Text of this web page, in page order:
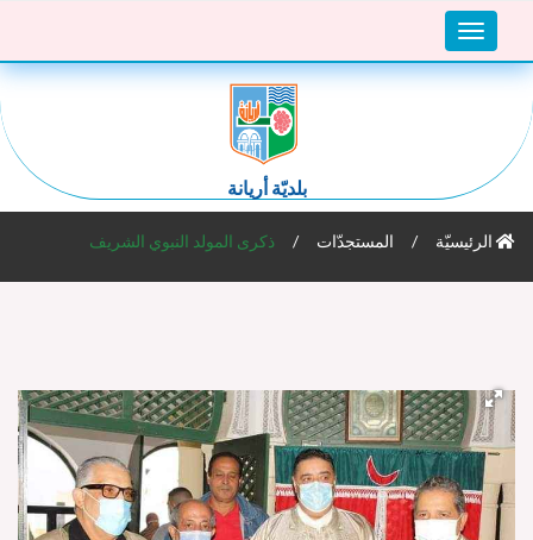
Toggle
navigation
بلديّة أريانة
الرئيسيّة المستجدّات ذكرى المولد النبوي الشريف